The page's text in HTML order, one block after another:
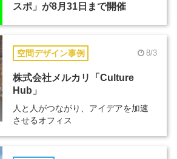
スポ」が8月31日まで開催
空間デザイン事例 8/3
株式会社メルカリ「Culture
Hub」
人と人がつながり、アイデアを加速
させるオフィス